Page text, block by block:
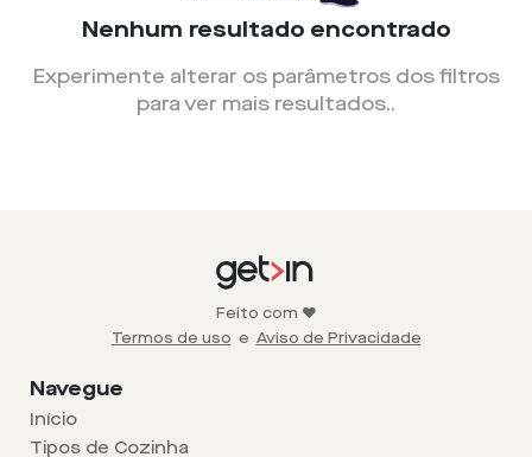
Nenhum resultado encontrado
Experimente alterar os parâmetros dos filtros
para ver mais resultados..
Feito com ❤️
Termos de uso e Aviso de Privacidade
Navegue
Início
Tipos de Cozinha